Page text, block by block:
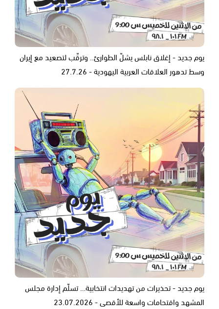
يوم جديد - إغلاق نابلس يشلّ الطوارئ.. وترقّب لتصعيد مع إيران
وسط تدهور العلاقات العربية اليهودية - 27.7.26
يوم جديد - تحذيرات من تهديدات انتخابية… تسلّم إدارة مجلس
المشهد واقتحامات واسعة للأقصى - 23.07.2026